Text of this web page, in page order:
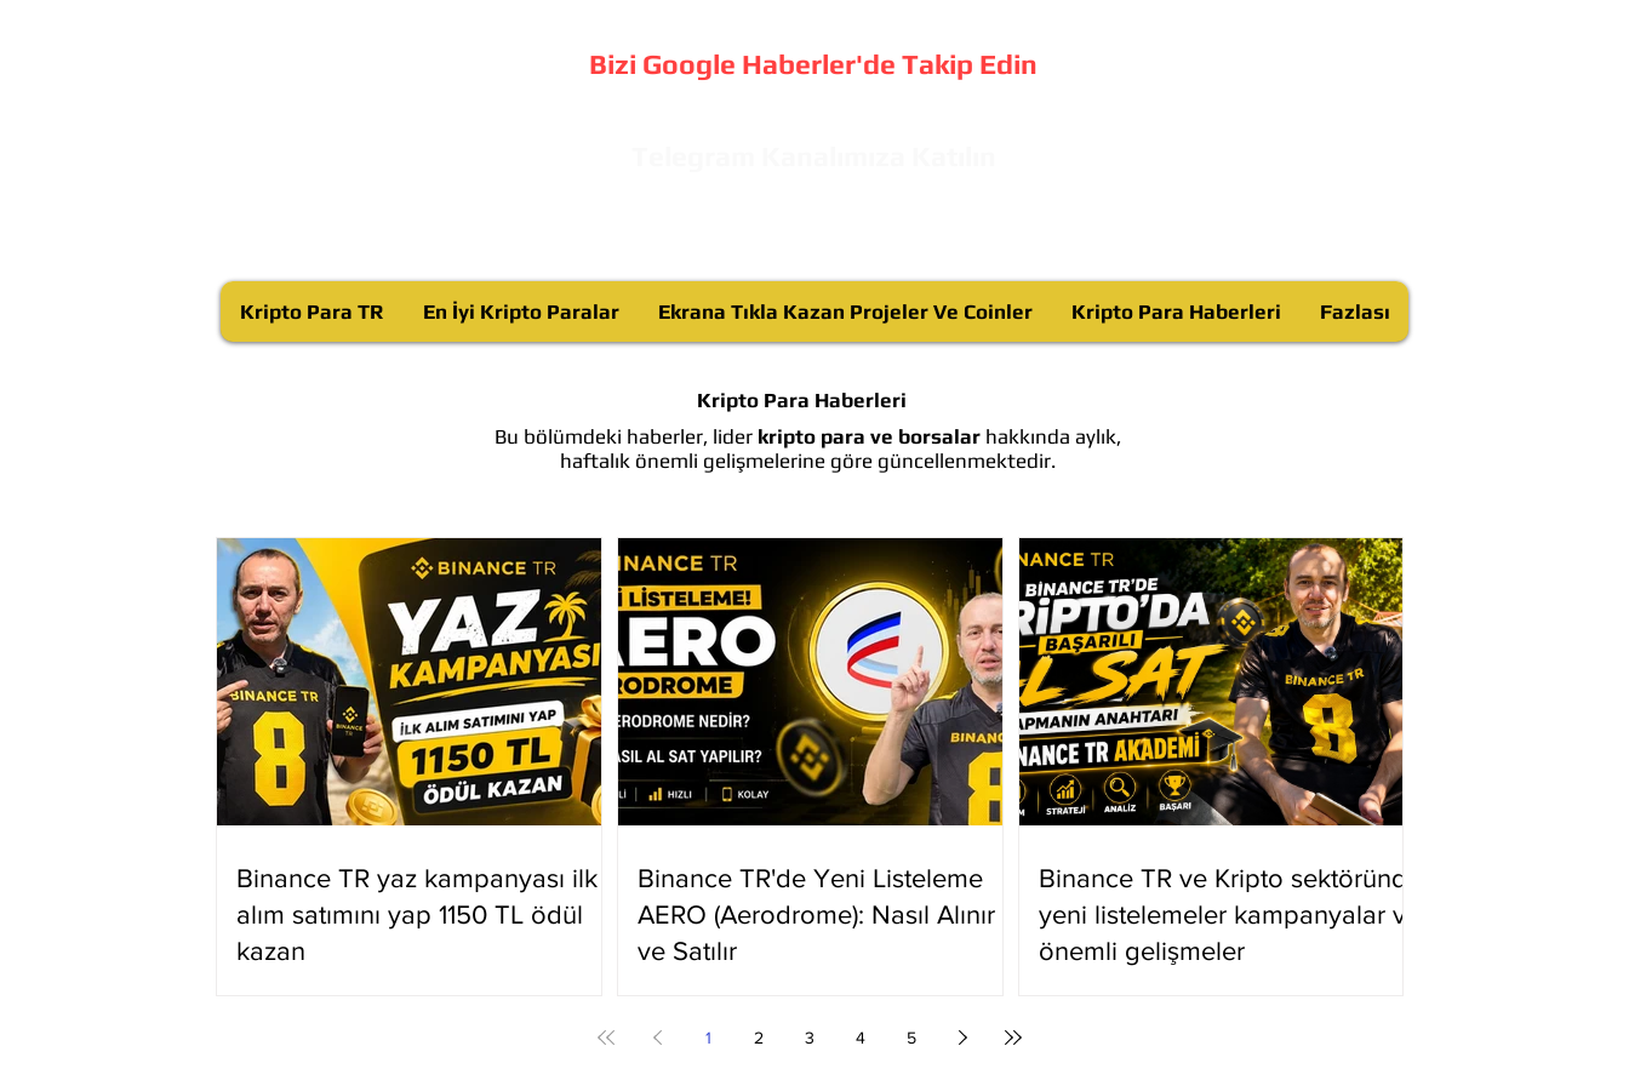
Bizi Google Haberler'de Takip Edin
Kripto Para TR En İyi Kripto Paralar Ekrana Tıkla Kazan Projeler Ve Coinler Kripto Para Haberleri Fazlası
Kripto Para Haberleri
Bu bölümdeki haberler, lider kripto para ve borsalarhakkında aylık,
haftalık önemli gelişmelerine göre güncellenmektedir.
Binance TR yaz kampanyası ilk
alım satımını yap 1150 TL ödül
kazan
Binance TR'de Yeni Listeleme
AERO (Aerodrome): Nasıl Alınır
ve Satılır
Binance TR ve Kripto sektöründe
yeni listelemeler kampanyalar ve
önemli gelişmeler
1 2 3 4 5